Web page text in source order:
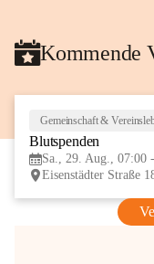
Kommende
Gemeinschaft &
Blutspenden
Sa., 29. Aug., 07:00